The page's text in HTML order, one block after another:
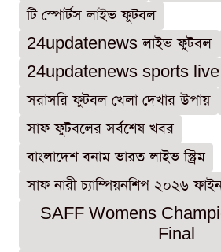
টি স্পোর্টস লাইভ ফুটবল
24updatenews লাইভ ফুটবল
24updatenews sports live
সরাসরি ফুটবল খেলা দেখার উপায়
সাফ ফুটবলের সর্বশেষ খবর
বাংলাদেশ বনাম ভারত লাইভ স্ট্রিম
সাফ নারী চ্যাম্পিয়নশিপ ২০২৬
SAFF Womens
Final